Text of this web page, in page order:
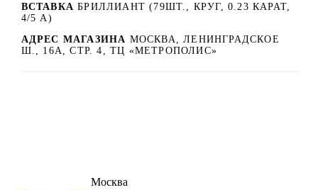
ВСТАВКА БРИЛЛИАНТ (79ШТ., КРУГ, 0.23 КАРАТ,
4/5 А)
АДРЕС МАГАЗИНА МОСКВА, ЛЕНИНГРАДСКОЕ
Ш., 16А, СТР. 4, ТЦ «МЕТРОПОЛИС»
Москва